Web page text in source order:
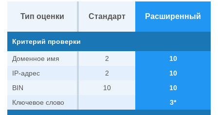
Тип оценки Стандарт Расширенный
Критерий проверки
Доменное имя 2
10
IP-адрес
2
10
BIN
10
10
Ключевое слово
3*